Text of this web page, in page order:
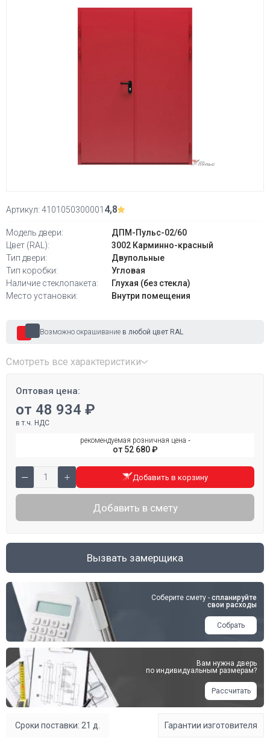
Артикул: 4101050300001 4,8
Модель двери:
ДПМ-Пульс-02/60
Цвет (RAL):
3002 Карминно-красный
Тип двери:
Двупольные
Тип коробки:
Угловая
Наличие стеклопакета:
Глухая (без стекла)
Место установки:
Внутри помещения
Возможно окрашивание в любой цвет RAL
Смотреть все характеристики
Оптовая цена:
от 48 934 ₽
в т.ч. НДС
рекомендуемая розничная цена ‐
от 52 680 ₽
Добавить в корзину
Добавить в смету
Вызвать замерщика
Соберите смету - спланируйте
свои расходы
Собрать
Вам нужна дверь
по индивидуальным размерам?
Рассчитать
Сроки поставки: 21 д. Гарантии изготовителя